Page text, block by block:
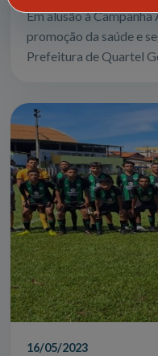
Em alusão à
promoção da saúde e
Prefeitura de Quartel
16/05/2023